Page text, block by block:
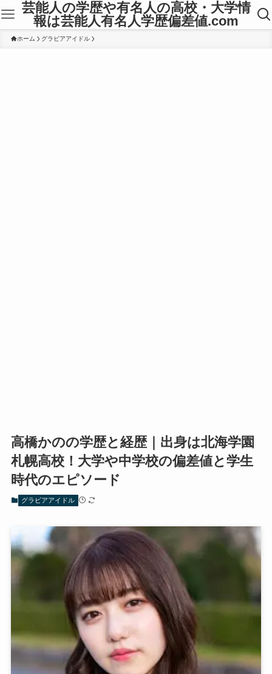
芸能人の学歴や有名人の高校・大学情
報は芸能人有名人学歴偏差値.com
ホーム グラビアアイドル
高橋かのの学歴と経歴｜出身は北海学園
札幌高校！大学や中学校の偏差値と学生
時代のエピソード
グラビアアイドル